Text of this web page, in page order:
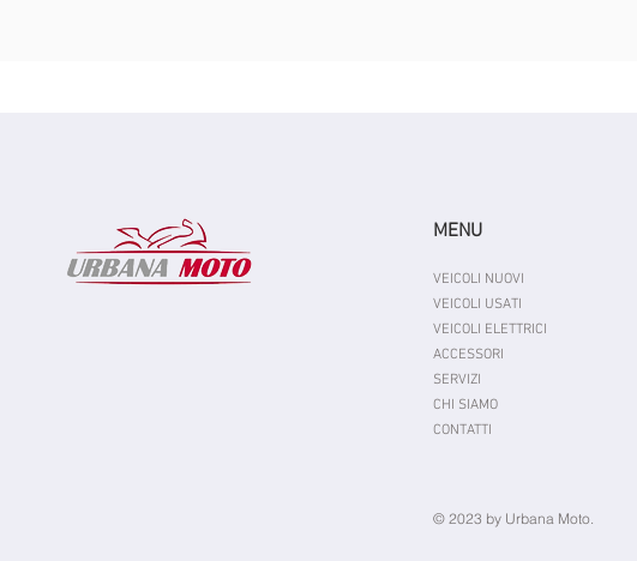
MENU
VEICOLI NUOVI
VEICOLI USATI
VEICOLI ELETTRICI
ACCESSORI
SERVIZI
CHI SIAMO
CONTATTI
© 2023 by Urbana Moto.